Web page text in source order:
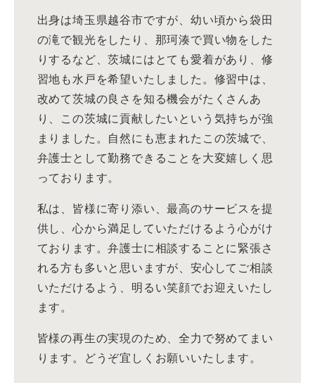
出身は埼玉県越谷市ですが、幼い頃から袋田
の滝で観光をしたり、那珂湊で買い物をした
りするなど、茨城にはとても愛着があり、修
習地も水戸を希望いたしました。修習中は、
改めて茨城の良さを知る機会がたくさんあ
り、この茨城に貢献したいという気持ちが強
まりました。自然にも恵まれたこの茨城で、
弁護士として勤務できることを大変嬉しく思
っております。
私は、皆様に寄り添い、最高のサービスを提
供し、心から満足していただけるよう心がけ
ております。弁護士に相談することに緊張さ
れる方も多いと思いますが、安心してご相談
いただけるよう、明るい笑顔でお迎えいたし
ます。
皆様の再生の実現のため、全力で努めてまい
ります。どうぞ宜しくお願いいたします。